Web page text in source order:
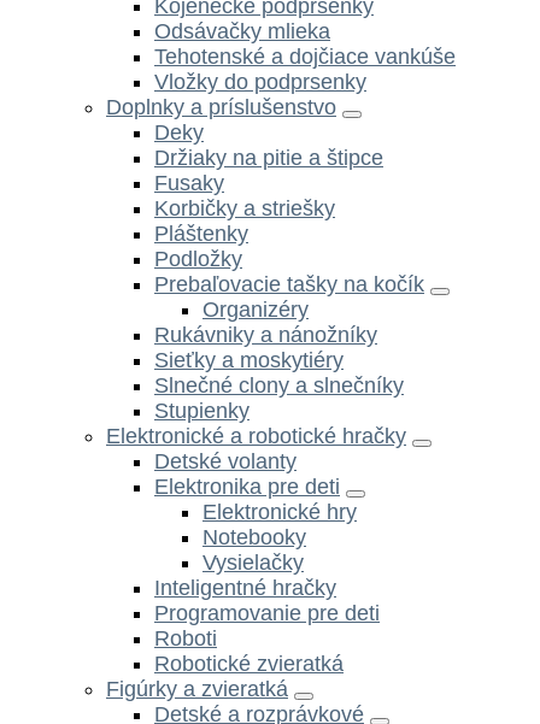
Kojenecké podprsenky
Odsávačky mlieka
Tehotenské a dojčiace vankúše
Vložky do podprsenky
Doplnky a príslušenstvo
Deky
Držiaky na pitie a štipce
Fusaky
Korbičky a striešky
Pláštenky
Podložky
Prebaľovacie tašky na kočík
Organizéry
Rukávniky a nánožníky
Sieťky a moskytiéry
Slnečné clony a slnečníky
Stupienky
Elektronické a robotické hračky
Detské volanty
Elektronika pre deti
Elektronické hry
Notebooky
Vysielačky
Inteligentné hračky
Programovanie pre deti
Roboti
Robotické zvieratká
Figúrky a zvieratká
Detské a rozprávkové